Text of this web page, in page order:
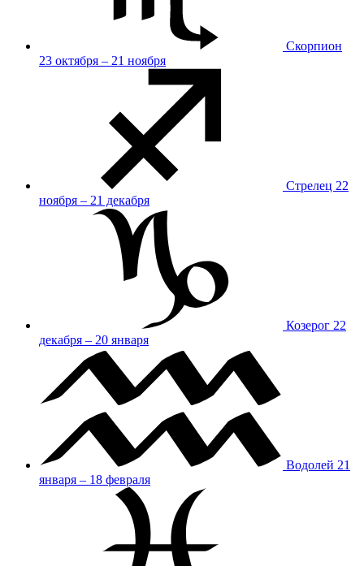
Скорпион
23 октября – 21 ноября
Стрелец 22
ноября – 21 декабря
Козерог 22
декабря – 20 января
Водолей 21
января – 18 февраля